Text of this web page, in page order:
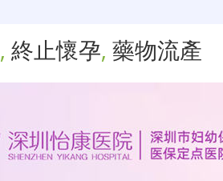
, 終止懷孕, 藥物流產